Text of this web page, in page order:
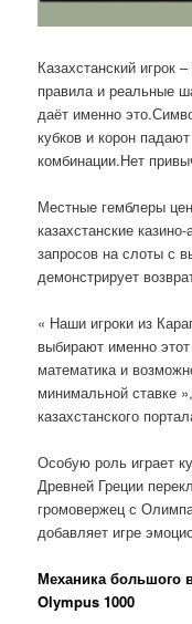
Казахстанский игрок
правила и реальные
даёт именно
кубков и корон
комбинации.Нет
Местные гемблеры
казахстанские
запросов на слоты с
демонстрирует
« Наши игроки из
выбирают именно
математика и
минимальной ставке
казахстанского
Особую роль играет
Древней Греции
громовержец с
добавляет игре
Механика большого
Olympus 1000